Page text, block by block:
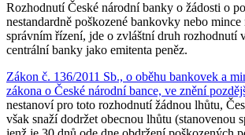
Rozhodnutí České národní banky o žádosti o
nestandardně poškozené bankovky nebo
správním řízení, jde o zvláštní druh rozhodnutí
centrální banky jako emitenta peněz.
Zákon č. 136/2011 Sb., o oběhu bankovek a
zákona o České národní bance, ve znění
nestanoví pro toto rozhodnutí žádnou lhůtu,
však snaží dodržet obecnou lhůtu (stanovenou